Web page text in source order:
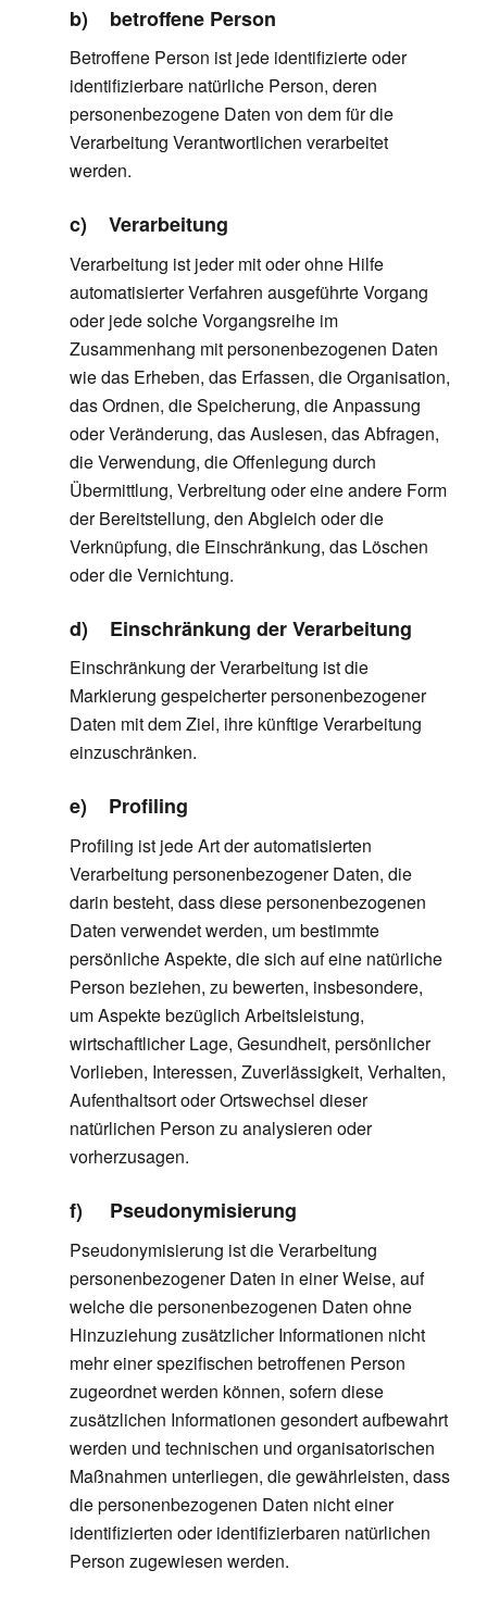
b) betroffene Person
Betroffene Person ist jede identifizierte oder
identifizierbare natürliche Person, deren
personenbezogene Daten von dem für die
Verarbeitung Verantwortlichen verarbeitet
werden.
c) Verarbeitung
Verarbeitung ist jeder mit oder ohne Hilfe
automatisierter Verfahren ausgeführte Vorgang
oder jede solche Vorgangsreihe im
Zusammenhang mit personenbezogenen Daten
wie das Erheben, das Erfassen, die Organisation,
das Ordnen, die Speicherung, die Anpassung
oder Veränderung, das Auslesen, das Abfragen,
die Verwendung, die Offenlegung durch
Übermittlung, Verbreitung oder eine andere Form
der Bereitstellung, den Abgleich oder die
Verknüpfung, die Einschränkung, das Löschen
oder die Vernichtung.
d) Einschränkung der Verarbeitung
Einschränkung der Verarbeitung ist die
Markierung gespeicherter personenbezogener
Daten mit dem Ziel, ihre künftige Verarbeitung
einzuschränken.
e) Profiling
Profiling ist jede Art der automatisierten
Verarbeitung personenbezogener Daten, die
darin besteht, dass diese personenbezogenen
Daten verwendet werden, um bestimmte
persönliche Aspekte, die sich auf eine natürliche
Person beziehen, zu bewerten, insbesondere,
um Aspekte bezüglich Arbeitsleistung,
wirtschaftlicher Lage, Gesundheit, persönlicher
Vorlieben, Interessen, Zuverlässigkeit, Verhalten,
Aufenthaltsort oder Ortswechsel dieser
natürlichen Person zu analysieren oder
vorherzusagen.
f) Pseudonymisierung
Pseudonymisierung ist die Verarbeitung
personenbezogener Daten in einer Weise, auf
welche die personenbezogenen Daten ohne
Hinzuziehung zusätzlicher Informationen nicht
mehr einer spezifischen betroffenen Person
zugeordnet werden können, sofern diese
zusätzlichen Informationen gesondert aufbewahrt
werden und technischen und organisatorischen
Maßnahmen unterliegen, die gewährleisten, dass
die personenbezogenen Daten nicht einer
identifizierten oder identifizierbaren natürlichen
Person zugewiesen werden.